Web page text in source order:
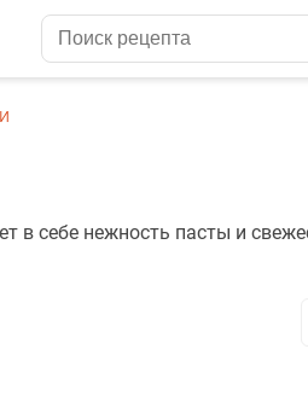
в себе нежность пасты и